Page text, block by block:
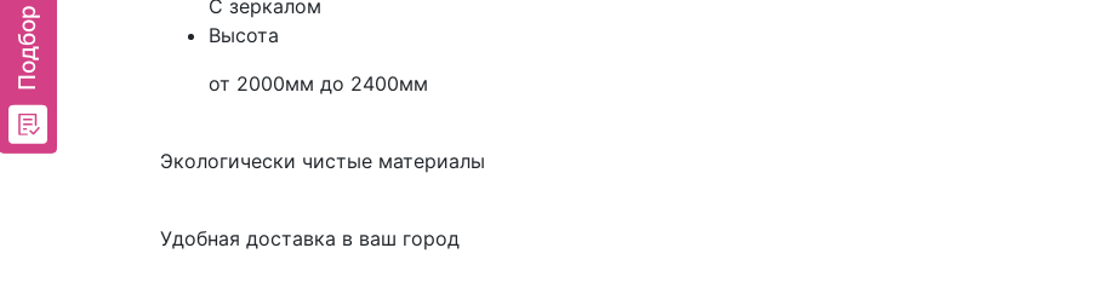
С зеркалом
Высота
от 2000мм до 2400мм
Экологически чистые материалы
Удобная доставка в ваш город